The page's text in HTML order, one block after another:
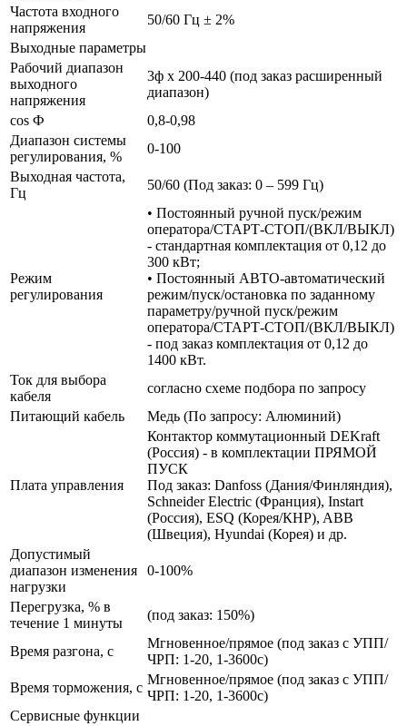
Частота входного
напряжения
50/60 Гц ± 2%
Выходные параметры
Рабочий диапазон
выходного
напряжения
3ф х 200-440 (под заказ расширенный
диапазон)
cos Ф
0,8-0,98
Диапазон системы
регулирования, %
0-100
Выходная частота,
Гц
50/60 (Под заказ: 0 – 599 Гц)
Режим
регулирования
• Постоянный ручной пуск/режим
оператора/СТАРТ-СТОП/(ВКЛ/ВЫКЛ)
- стандартная комплектация от 0,12 до
300 кВт;
• Постоянный АВТО-автоматический
режим/пуск/остановка по заданному
параметру/ручной пуск/режим
оператора/СТАРТ-СТОП/(ВКЛ/ВЫКЛ)
- под заказ комплектация от 0,12 до
1400 кВт.
Ток для выбора
кабеля
согласно схеме подбора по запросу
Питающий кабель
Медь (По запросу: Алюминий)
Плата управления
Контактор коммутационный DEKraft
(Россия) - в комплектации ПРЯМОЙ
ПУСК
Под заказ: Danfoss (Дания/Финляндия),
Schneider Electric (Франция), Instart
(Россия), ESQ (Корея/КНР), ABB
(Швеция), Hyundai (Корея) и др.
Допустимый
диапазон изменения
нагрузки
0-100%
Перегрузка, % в
течение 1 минуты
(под заказ: 150%)
Время разгона, с
Мгновенное/прямое (под заказ с УПП/
ЧРП: 1-20, 1-3600с)
Время торможения, с
Мгновенное/прямое (под заказ с УПП/
ЧРП: 1-20, 1-3600с)
Сервисные функции